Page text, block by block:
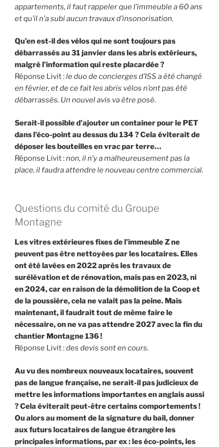
appartements, il faut rappeler que l’immeuble a 60 ans
et qu’il n’a subi aucun travaux d’insonorisation.
Qu’en est-il des vélos qui ne sont toujours pas
débarrassés au 31 janvier dans les abris extérieurs,
malgré l’information qui reste placardée ?
Réponse Livit :le duo de concierges d’ISS a été changé
en février, et de ce fait les abris vélos n’ont pas été
débarrassés. Un nouvel avis va être posé.
Serait-il possible d’ajouter un container pour le PET
dans l’éco-point au dessus du 134 ? Cela éviterait de
déposer les bouteilles en vrac par terre…
Réponse Livit :non, il n’y a malheureusement pas la
place, il faudra attendre le nouveau centre commercial.
Questions du comité du Groupe
Montagne
Les vitres extérieures fixes de l’immeuble Z ne
peuvent pas être nettoyées par les locataires. Elles
ont été lavées en 2022 après les travaux de
surélévation et de rénovation, mais pas en 2023, ni
en 2024, car en raison de la démolition de la Coop et
de la poussière, cela ne valait pas la peine. Mais
maintenant, il faudrait tout de même faire le
nécessaire, on ne va pas attendre 2027 avec la fin du
chantier Montagne 136 !
Réponse Livit :des devis sont en cours.
Au vu des nombreux nouveaux locataires, souvent
pas de langue française, ne serait-il pas judicieux de
mettre les informations importantes en anglais aussi
? Cela éviterait peut-être certains comportements !
Ou alors au moment de la signature du bail, donner
aux futurs locataires de langue étrangère les
principales informations, par ex : les éco-points, les